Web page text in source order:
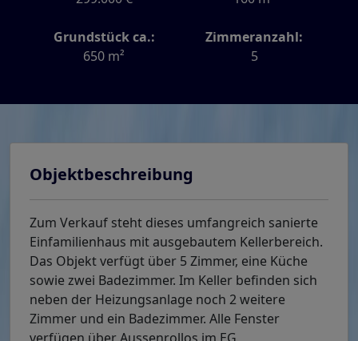
Grundstück ca.:
650 m²
Zimmeranzahl:
5
Objektbeschreibung
Zum Verkauf steht dieses umfangreich sanierte
Einfamilienhaus mit ausgebautem Kellerbereich.
Das Objekt verfügt über 5 Zimmer, eine Küche
sowie zwei Badezimmer. Im Keller befinden sich
neben der Heizungsanlage noch 2 weitere
Zimmer und ein Badezimmer. Alle Fenster
verfügen über Aussenrollos im EG